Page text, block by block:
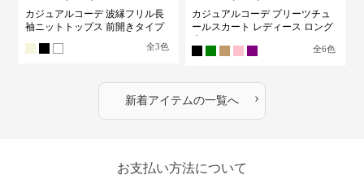
カジュアルコーデ 波縁フリル長
袖ニットトップス 前開きタイプ
全3色
カジュアルコーデ プリーツチュ
ールスカート レディース ロング
全6色
新着アイテムの一覧へ ›
お支払い方法について